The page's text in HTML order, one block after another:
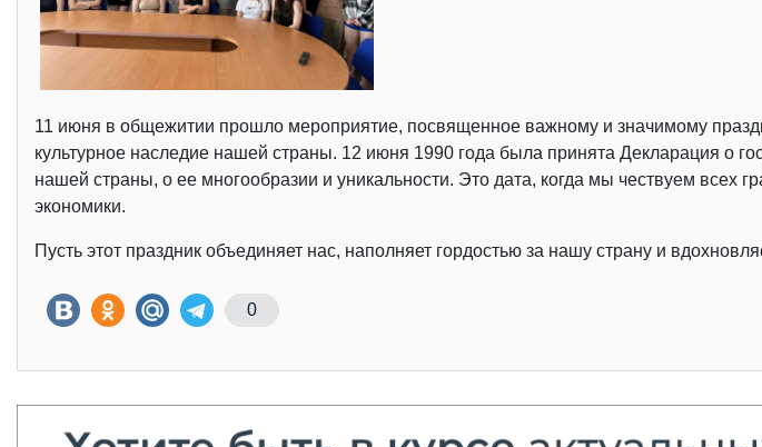
11 июня в общежитии прошло мероприятие, посвященное важному и значимому
культурное наследие нашей страны. 12 июня 1990 года была принята Декларация о
нашей страны, о ее многообразии и уникальности. Это дата, когда мы чествуем всех
экономики.
Пусть этот праздник объединяет нас, наполняет гордостью за нашу страну и
0